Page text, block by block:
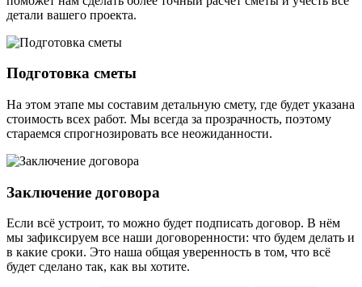
детали вашего проекта.
Подготовка сметы
На этом этапе мы составим детальную смету, где будет указана
стоимость всех работ. Мы всегда за прозрачность, поэтому
стараемся спрогнозировать все неожиданности.
Заключение договора
Если всё устроит, то можно будет подписать договор. В нём
мы зафиксируем все наши договоренности: что будем делать и
в какие сроки. Это наша общая уверенность в том, что всё
будет сделано так, как вы хотите.